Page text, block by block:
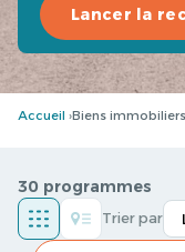
Lancer la
Accueil Biens immobiliers
30 programmes
Trier par